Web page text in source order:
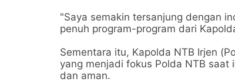
"Saya semakin tersanjung dengan
penuh program-program dari
Sementara itu, Kapolda NTB Irjen
yang menjadi fokus Polda NTB
dan aman.